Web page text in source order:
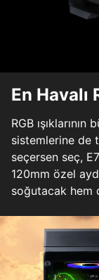
En Havalı
RGB
sistemlerine de
seçersen seç,
120mm özel
soğutacak hem